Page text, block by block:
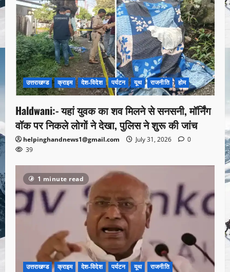
उत्तराखण्ड क्राइम देश-विदेश पर्यटन यूथ राजनीति होम
Haldwani:- यहां युवक का शव मिलने से सनसनी, मॉर्निंग
वॉक पर निकले लोगों ने देखा, पुलिस ने शुरू की जांच
helpinghandnews1@gmail.com July 31, 2026
0
39
1 minute read
उत्तराखण्ड क्राइम देश-विदेश पर्यटन यूथ राजनीति